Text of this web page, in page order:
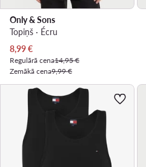
Only & Sons
Topiņš · Écru
Pašreizējā cena
8,99€
Regulārā cena14,95 €
Zemākā cena9,99 €